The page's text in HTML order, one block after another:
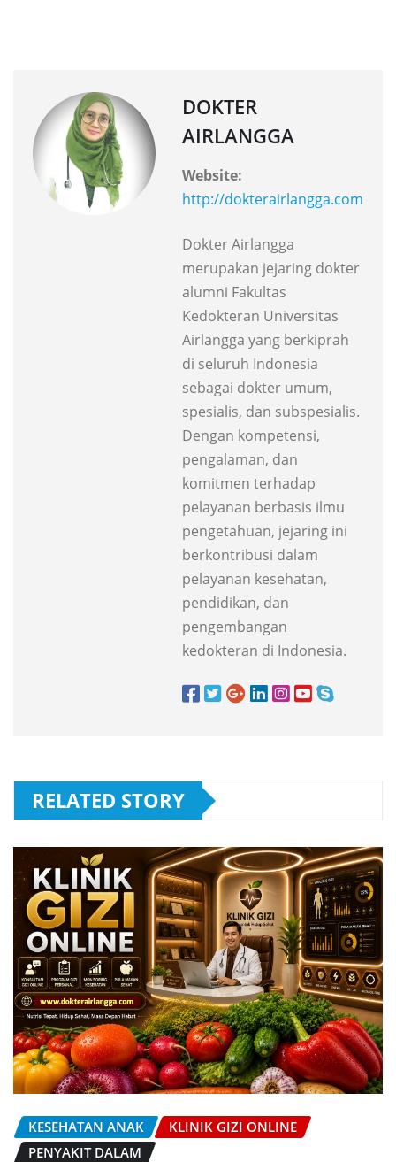
DOKTER
AIRLANGGA
Website:
http://dokterairlangga.com
Dokter Airlangga
merupakan jejaring dokter
alumni Fakultas
Kedokteran Universitas
Airlangga yang berkiprah
di seluruh Indonesia
sebagai dokter umum,
spesialis, dan subspesialis.
Dengan kompetensi,
pengalaman, dan
komitmen terhadap
pelayanan berbasis ilmu
pengetahuan, jejaring ini
berkontribusi dalam
pelayanan kesehatan,
pendidikan, dan
pengembangan
kedokteran di Indonesia.
RELATED STORY
KESEHATAN ANAK
KLINIK GIZI ONLINE
PENYAKIT DALAM